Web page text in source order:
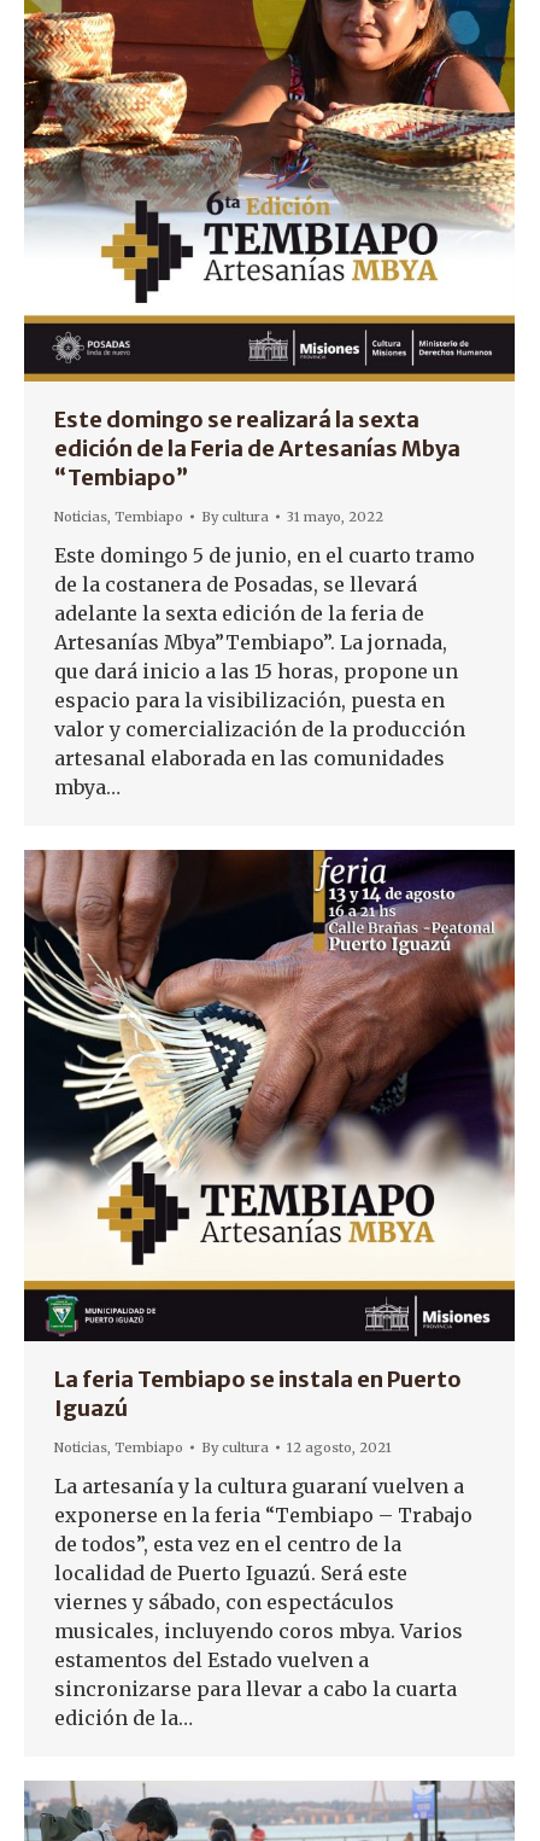
Este domingo se realizará la sexta
edición de la Feria de Artesanías Mbya
“Tembiapo”
Noticias, Tembiapo Bycultura 31 mayo, 2022
Este domingo 5 de junio, en el cuarto tramo
de la costanera de Posadas, se llevará
adelante la sexta edición de la feria de
Artesanías Mbya”Tembiapo”. La jornada,
que dará inicio a las 15 horas, propone un
espacio para la visibilización, puesta en
valor y comercialización de la producción
artesanal elaborada en las comunidades
mbya…
La feria Tembiapo se instala en Puerto
Iguazú
Noticias, Tembiapo Bycultura 12 agosto, 2021
La artesanía y la cultura guaraní vuelven a
exponerse en la feria “Tembiapo – Trabajo
de todos”, esta vez en el centro de la
localidad de Puerto Iguazú. Será este
viernes y sábado, con espectáculos
musicales, incluyendo coros mbya. Varios
estamentos del Estado vuelven a
sincronizarse para llevar a cabo la cuarta
edición de la…